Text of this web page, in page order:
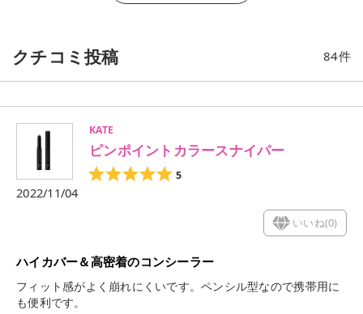
クチコミ投稿 84件
KATE
ピンポイントカラースナイパー
5
2022/11/04
いいね(0)
ハイカバー＆高密着のコンシーラー
フィット感がよく崩れにくいです。ペンシル型なので携帯用に
も便利です。